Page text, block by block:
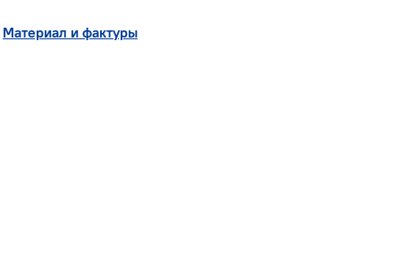
Материал и фактуры